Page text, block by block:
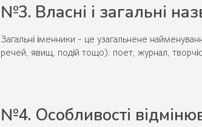
№3. Власні і загальні
Загальні іменники - це узагальнене
речей, явищ, подій тощо): поет, журнал,
№4. Особливості